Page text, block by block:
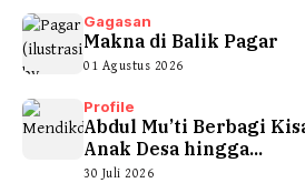
Gagasan
Makna di Balik Pagar
01 Agustus 2026
Profile
Abdul Mu’ti Berbagi
Anak Desa hingga...
30 Juli 2026